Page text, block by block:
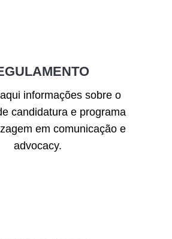
informações sobre o
candidatura e programa
em comunicação e
advocacy.